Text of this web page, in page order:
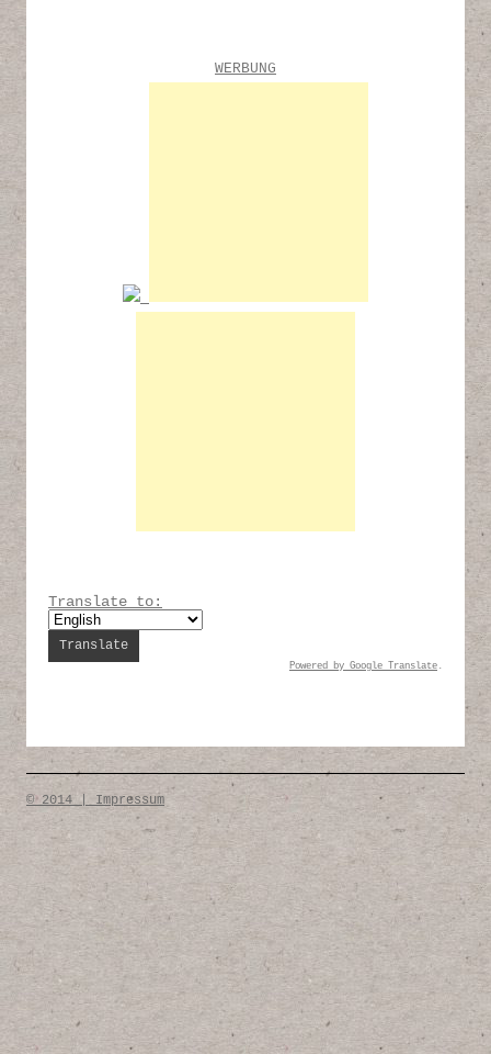
WERBUNG
Translate to:
Powered by Google Translate .
© 2014 | Impressum